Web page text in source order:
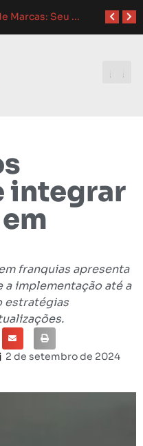
Atendimento ao Cliente em Franquias: O Guia Completo para o SucessoMelhores Ferramentas de Gerenciamento para Franquias em 2024: Guia Completo
Como Franquias se Adaptam a Mudanças de Mercado: Guia Completo
integrar
franquias apresenta
implementação até a
estratégias
2 de setembro de 2024